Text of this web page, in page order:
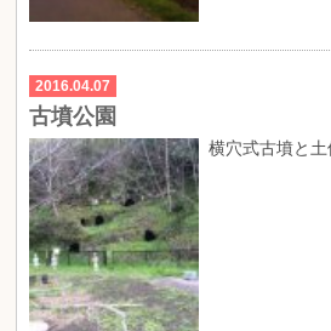
2016.04.07
古墳公園
横穴式古墳と土